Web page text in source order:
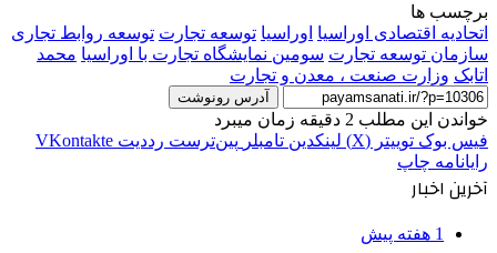
برچسب ها
اتحادیه اقتصادی اوراسیا اوراسيا توسعه تجارت توسعه روابط تجاری
سازمان توسعه تجارت سومین نمایشگاه تجارت با اوراسیا محمد
اتابک وزارت صنعت ، معدن و تجارت
آدرس رونوشت
خواندن این مطلب 2 دقیقه زمان میبرد
فیس بوک توییتر (X) لینکدین ‫تامبلر ‫پین‌ترست ‫رددیت ‫VKontakte
رایانامه چاپ
آخرین اخبار
1 هفته پیش